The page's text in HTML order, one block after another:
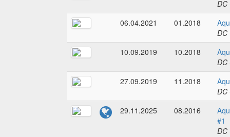
DC
06.04.2021
01.2018
DC
10.09.2019
10.2018
DC
27.09.2019
11.2018
DC
29.11.2025
08.2016
#1
DC